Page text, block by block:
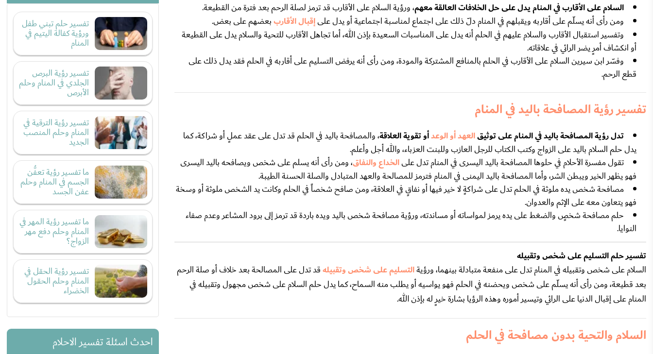
السلام على الأقارب في المنام يدل على حل الخلافات العالقة معهم، ورؤية السلام على الأقارب قد ترمز لصلة الرحم بعد فترة من القطيعة.
ومن رأى أنه يسلّم على أقاربه ويقبلهم في المنام دلّ ذلك على اجتماع لمناسبة اجتماعية أو يدل علىإقبال الأقارببعضهم على بعض.
وتفسير استقبال الأقارب والسلام عليهم في الحلم أنه يدل على المناسبات السعيدة بإذن الله، أما تجاهل الأقارب للتحية والسلام يدل على القطيعة
أو انكشاف أمرٍ يضر الرائي في علاقاته.
وفسّر ابن سيرين السلام على الأقارب في الحلم بالمنافع المشتركة والمودة، ومن رأى أنه يرفض التسليم على أقاربه في الحلم فقد يدل ذلك على
قطع الرحم.
تفسير رؤية المصافحة باليد في المنام
تدل رؤية المصافحة باليد في المنام على توثيقالعهد أو الوعدأو تقوية العلاقة، والمصافحة باليد في الحلم قد تدل على عقد عملٍ أو شراكة، كما
يدل حلم السلام باليد على الزواج وكتب الكتاب للرجل العازب وللبنت العزباء، والله أجل وأعلم.
تقول مفسرة الأحلام في حلوها المصافحة باليد اليسرى في المنام تدل علىالخداع والنفاق، ومن رأى أنه يسلم على شخص ويصافحه باليد اليسرى
فهو يظهر الخير ويبطن الشر، وأما المصافحة باليد اليمنى في المنام فترمز للمصالحة والعهد المتبادل والصلة الحسنة الطيبة.
مصافحة شخص يده ملوثة في الحلم تدل على شراكةٍ لا خير فيها أو نفاقٍ في العلاقة، ومن صافح شخصاً في الحلم وكانت يد الشخص ملوثة أو وسخة
فهو يتعاون معه على الإثم والعدوان.
حلم مصافحة شخصٍ والضغط على يده يرمز لمواساته أو مساندته، ورؤية مصافحة شخص باليد ويده باردة قد ترمز إلى برود المشاعر وعدم صفاء
النوايا.
تفسير حلم التسليم على شخص وتقبيله
السلام على شخص وتقبيله في المنام تدل على منفعة متبادلة بينهما، ورؤيةالتسليم على شخص وتقبيلهقد تدل على المصالحة بعد خلاف أو صلة الرحم
بعد قطيعة، ومن رأى أنه يسلّم على شخص ويحضنه في الحلم فهو يواسيه أو يطلب منه السماح، كما يدل حلم السلام على شخص مجهول وتقبيله في
المنام على إقبال الدنيا على الرائي وتيسير أموره وهذه الرؤيا بشارة خيرٍ له بإذن الله.
السلام والتحية بدون مصافحة في الحلم
تفسير حلم تبني طفل
ورؤية كفالة اليتيم في
المنام
تفسير رؤية البرص
الجلدي في المنام وحلم
الأبرص
تفسير رؤية الترقية في
المنام وحلم المنصب
الجديد
ما تفسير رؤية تعفُّن
الجسم في المنام وحلم
عفن الجسد
ما تفسير رؤية المهر في
المنام وحلم دفع مهر
الزواج؟
تفسير رؤية الحقل في
المنام وحلم الحقول
الخضراء
احدث اسئلة تفسير الاحلام